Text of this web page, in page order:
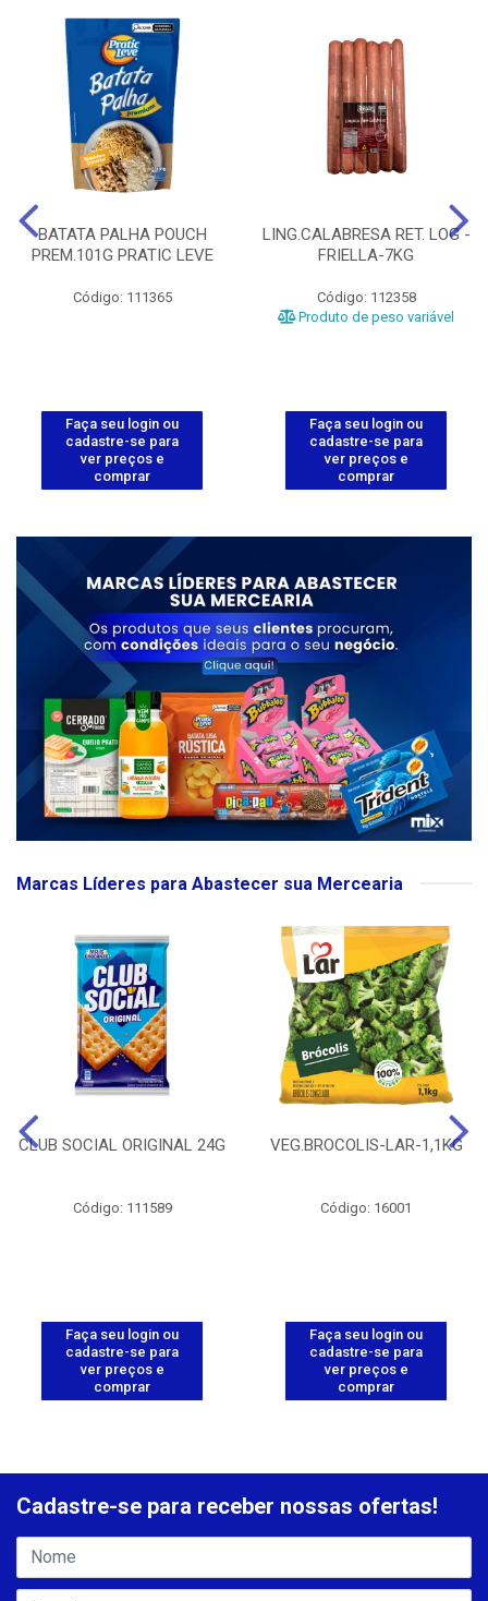
BATATA PALHA POUCH
PREM.101G PRATIC LEVE
Código: 111365
Faça seu login ou
cadastre-se para
ver preços e
comprar
LING.CALABRESA RET. LOG -
FRIELLA-7KG
Código: 112358
Produto de peso variável
Faça seu login ou
cadastre-se para
ver preços e
comprar
Marcas Líderes para Abastecer sua Mercearia
CLUB SOCIAL ORIGINAL 24G
Código: 111589
Faça seu login ou
cadastre-se para
ver preços e
comprar
VEG.BROCOLIS-LAR-1,1KG
Código: 16001
Faça seu login ou
cadastre-se para
ver preços e
comprar
Cadastre-se para receber nossas ofertas!